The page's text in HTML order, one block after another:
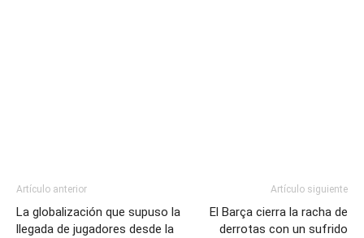
Artículo anterior
La globalización que supuso la
llegada de jugadores desde la
Artículo siguiente
El Barça cierra la racha de
derrotas con un sufrido